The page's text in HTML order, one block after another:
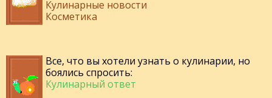
Кулинарные новости
Косметика
Все, что вы хотели узнать о кулинарии, но
боялись спросить:
Кулинарный ответ